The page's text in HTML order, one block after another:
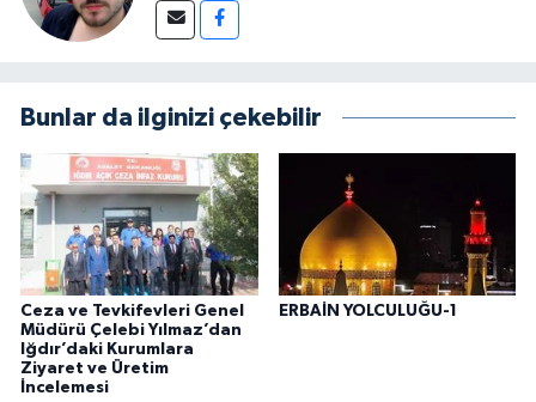
Bunlar da ilginizi çekebilir
Ceza ve Tevkifevleri Genel
Müdürü Çelebi Yılmaz’dan
Iğdır’daki Kurumlara
Ziyaret ve Üretim
İncelemesi
ERBAİN YOLCULUĞU-1